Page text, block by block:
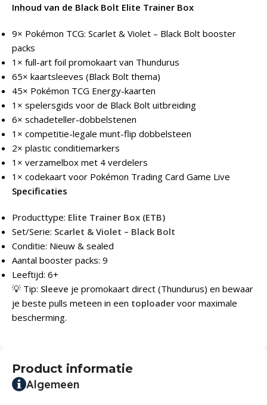
Inhoud van de Black Bolt Elite Trainer Box
9× Pokémon TCG: Scarlet & Violet – Black Bolt booster
packs
1× full-art foil promokaart van Thundurus
65× kaartsleeves (Black Bolt thema)
45× Pokémon TCG Energy-kaarten
1× spelersgids voor de Black Bolt uitbreiding
6× schadeteller-dobbelstenen
1× competitie-legale munt-flip dobbelsteen
2× plastic conditiemarkers
1× verzamelbox met 4 verdelers
1× codekaart voor Pokémon Trading Card Game Live
Specificaties
Producttype: Elite Trainer Box (ETB)
Set/Serie: Scarlet & Violet – Black Bolt
Conditie: Nieuw & sealed
Aantal booster packs: 9
Leeftijd: 6+
💡 Tip: Sleeve je promokaart direct (Thundurus) en bewaar
je beste pulls meteen in een toploader voor maximale
bescherming.
Product informatie
Algemeen